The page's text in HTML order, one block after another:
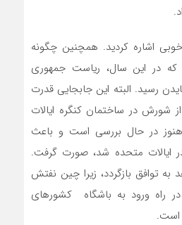
اشاره کردید. همچنین چگونه
که در این سال، ریاست جمهوری
رسید. البته این جابجایی قدرت
شورش در ساختمان کنگره ایالات
که هنوز در حال بررسی است و باعث
ایالات متحده شد، صورت گرفت.
به توافق بازگردد، زیرا چین نفتش
راه ورود به باشگاه کشورهای
است.